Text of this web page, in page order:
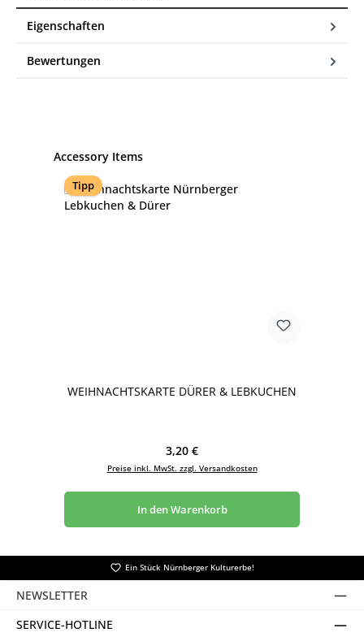
Eigenschaften
Bewertungen
Produktgalerie überspringen
Accessory Items
Tipp
WEIHNACHTSKARTE DÜRER & LEBKUCHEN
Regulärer Preis:
3,20 €
Preise inkl. MwSt. zzgl. Versandkosten
In den Warenkorb
Ein Stück Nürnberger Kulturerbe!
NEWSLETTER
SERVICE-HOTLINE